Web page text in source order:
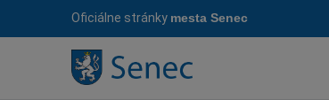
Oficiálne stránky mesta Senec